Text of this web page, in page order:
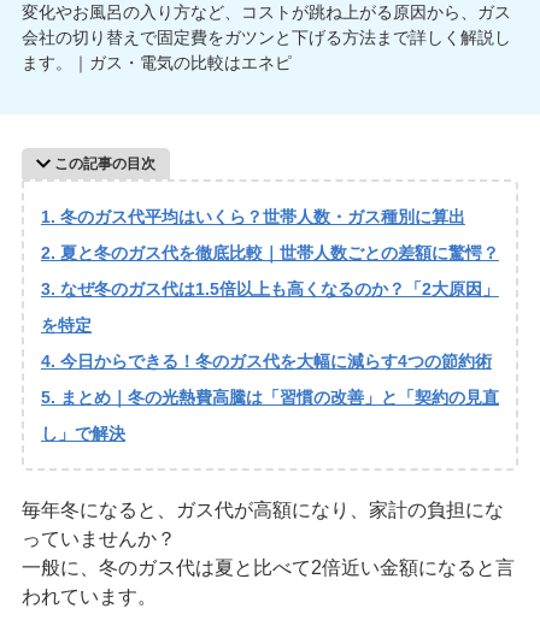
変化やお風呂の入り方など、コストが跳ね上がる原因から、ガス
会社の切り替えで固定費をガツンと下げる方法まで詳しく解説し
ます。｜ガス・電気の比較はエネピ
この記事の目次
冬のガス代平均はいくら？世帯人数・ガス種別に算出
夏と冬のガス代を徹底比較｜世帯人数ごとの差額に驚愕？
なぜ冬のガス代は1.5倍以上も高くなるのか？「2大原因」
を特定
今日からできる！冬のガス代を大幅に減らす4つの節約術
まとめ｜冬の光熱費高騰は「習慣の改善」と「契約の見直
し」で解決
毎年冬になると、ガス代が高額になり、家計の負担にな
っていませんか？
一般に、冬のガス代は夏と比べて2倍近い金額になると言
われています。